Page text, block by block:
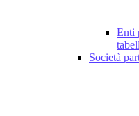
Enti
Società